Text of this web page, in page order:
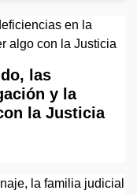
las
y la
la Justicia